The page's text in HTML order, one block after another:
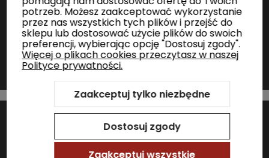
Informacje
Kontakt
Szablon Shoper Modern 3.0™od GrowCommerce
Sklep internetowy Shoper Premium
potrzeb. Możesz zaakceptować wykorzystanie
przez nas wszystkich tych plików i przejść do
sklepu lub dostosować użycie plików do swoich
preferencji, wybierając opcję "Dostosuj zgody".
Więcej o plikach cookies przeczytasz w naszej
Polityce prywatności.
Zaakceptuj tylko niezbędne
Dostosuj zgody
Zaakceptuj wszystkie